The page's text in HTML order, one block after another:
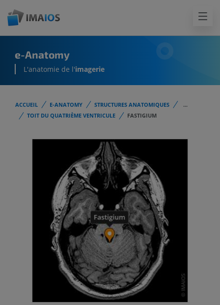
e-Anatomy
L'anatomie de l'imagerie
ACCUEIL E-ANATOMY STRUCTURES ANATOMIQUES
...
TOIT DU QUATRIÈME VENTRICULE
FASTIGIUM